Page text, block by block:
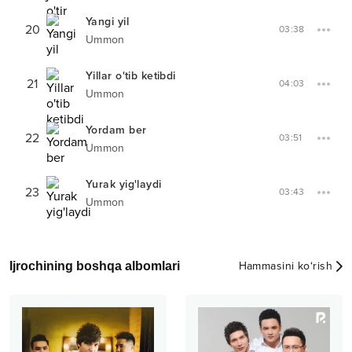
20
Yangi yil
Ummon
03:38
21
Yillar o'tib ketibdi
Ummon
04:03
22
Yordam ber
Ummon
03:51
23
Yurak yig'laydi
Ummon
03:43
Ijrochining boshqa albomlari Hammasini ko‘rish